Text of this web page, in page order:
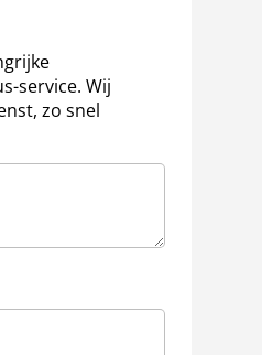
service. Wij
zo snel